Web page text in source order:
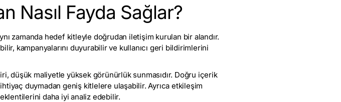
Nasıl Fayda Sağlar?
zamanda hedef kitleyle doğrudan iletişim kurulan bir alandır.
kampanyalarını duyurabilir ve kullanıcı geri bildirimlerini
düşük maliyetle yüksek görünürlük sunmasıdır. Doğru içerik
duymadan geniş kitlelere ulaşabilir. Ayrıca etkileşim
daha iyi analiz edebilir.